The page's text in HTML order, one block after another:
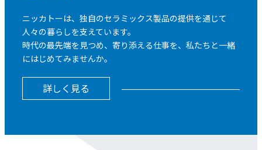
ニッカトーは、独自のセラミックス製品の提供を通じて
人々の暮らしを支えています。
時代の最先端を見つめ、寄り添える仕事を、私たちと一緒
にはじめてみませんか。
詳しく見る